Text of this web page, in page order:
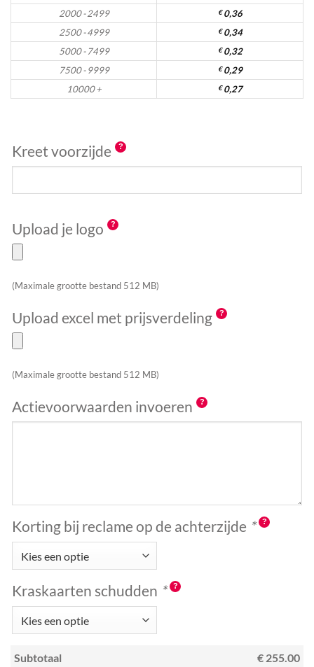
2000 - 2499
€0,36
2500 - 4999
€0,34
5000 - 7499
€0,32
7500 - 9999
€0,29
10000 +
€0,27
Kreet voorzijde
Upload je logo
(Maximale grootte bestand 512 MB)
Upload excel met prijsverdeling
(Maximale grootte bestand 512 MB)
Actievoorwaarden invoeren
Korting bij reclame op de achterzijde *
Kraskaarten schudden *
Subtotaal
€ 255.00